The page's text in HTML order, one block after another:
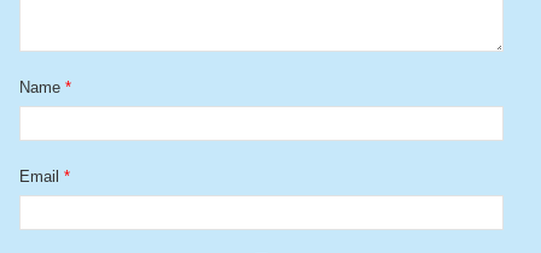
Name *
Email *